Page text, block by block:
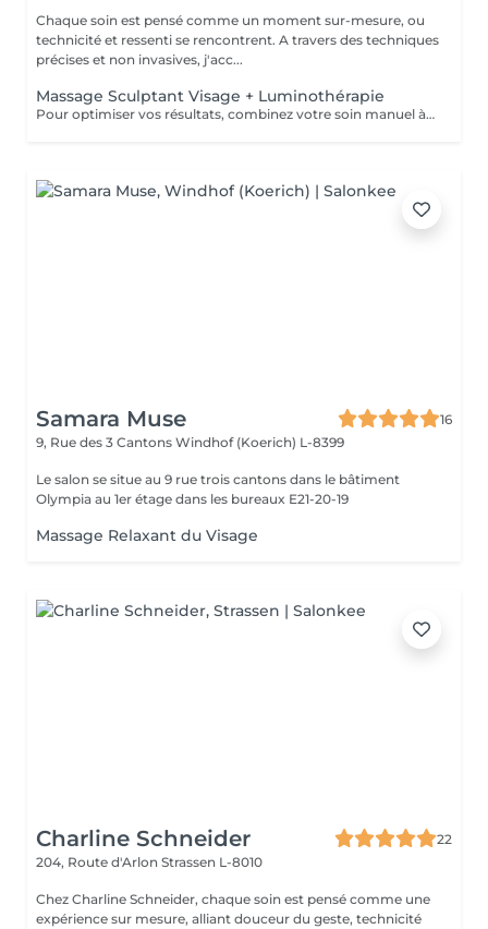
Chaque soin est pensé comme un moment sur-mesure, ou
technicité et ressenti se rencontrent. A travers des techniques
précises et non invasives, j'acc...
Massage Sculptant Visage + Luminothérapie
Pour optimiser vos résultats, combinez votre soin manuel à la luminothérapie. Les LED rouges stimuleront élastine et collagène et auront un effet apaisant immédiat grâce à leur action anti inflammatoire.
Samara Muse
16
9, Rue des 3 Cantons Windhof (Koerich) L-8399
Le salon se situe au 9 rue trois cantons dans le bâtiment
Olympia au 1er étage dans les bureaux E21-20-19
Massage Relaxant du Visage
Charline Schneider
22
204, Route d'Arlon Strassen L-8010
Chez Charline Schneider, chaque soin est pensé comme une
expérience sur mesure, alliant douceur du geste, technicité